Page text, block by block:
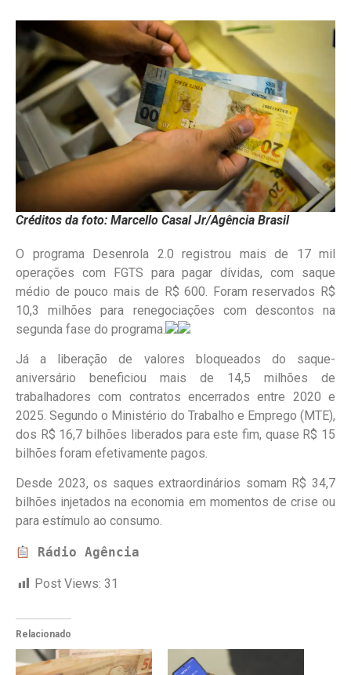
Créditos da foto: Marcello Casal Jr/Agência Brasil
O programa Desenrola 2.0 registrou mais de 17 mil
operações com FGTS para pagar dívidas, com saque
médio de pouco mais de R$ 600. Foram reservados R$
10,3 milhões para renegociações com descontos na
segunda fase do programa.
Já a liberação de valores bloqueados do saque-
aniversário beneficiou mais de 14,5 milhões de
trabalhadores com contratos encerrados entre 2020 e
2025. Segundo o Ministério do Trabalho e Emprego (MTE),
dos R$ 16,7 bilhões liberados para este fim, quase R$ 15
bilhões foram efetivamente pagos.
Desde 2023, os saques extraordinários somam R$ 34,7
bilhões injetados na economia em momentos de crise ou
para estímulo ao consumo.
Rádio Agência
Post Views: 31
Relacionado